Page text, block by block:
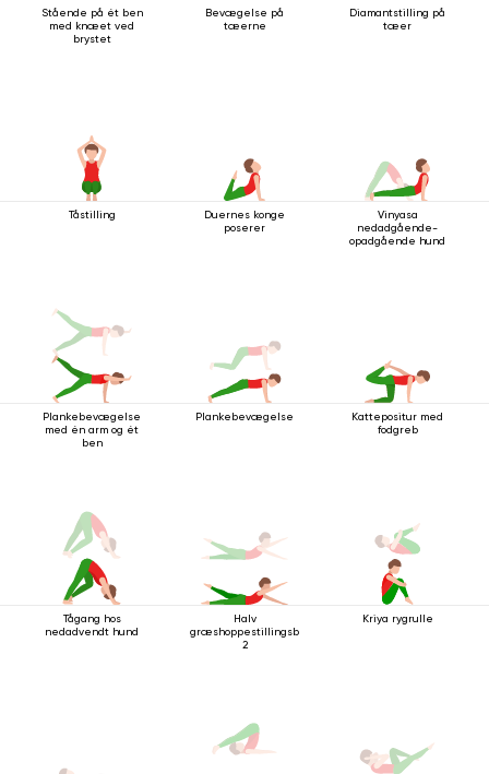
Stående på ét ben
med knæet ved
brystet
Bevægelse på
tæerne
Diamantstilling på
tæer
Tåstilling
Duernes konge
poserer
Vinyasa
nedadgående-
opadgående hund
Plankebevægelse
med én arm og ét
ben
Plankebevægelse
Kattepositur med
fodgreb
Tågang hos
nedadvendt hund
Halv
græshoppestillingsbevægelse
2
Kriya rygrulle